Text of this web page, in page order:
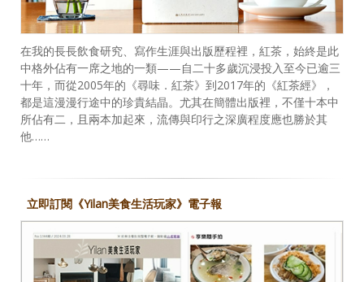
在我的長長飲食研究、寫作生涯與出版歷程裡，紅茶，始終是此
中格外佔有一席之地的一類——自二十多歲沉浸投入至今已逾三
十年，而從2005年的《尋味．紅茶》到2017年的《紅茶經》，
都是這漫漫行途中的珍貴結晶。尤其在簡體出版裡，不僅十本中
所佔有二，且兩本加起來，流傳與印行之深廣程度應也勝於其
他……
立即訂閱《Yilan美食生活玩家》電子報